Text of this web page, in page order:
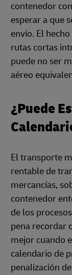
contenedor
esperar a que
envío. El
rutas cortas
puede no ser
aéreo
¿Puede
El transporte
rentable de
mercancías,
contenedor
de los
pena recordar
mejor cuando
calendario de
penalización